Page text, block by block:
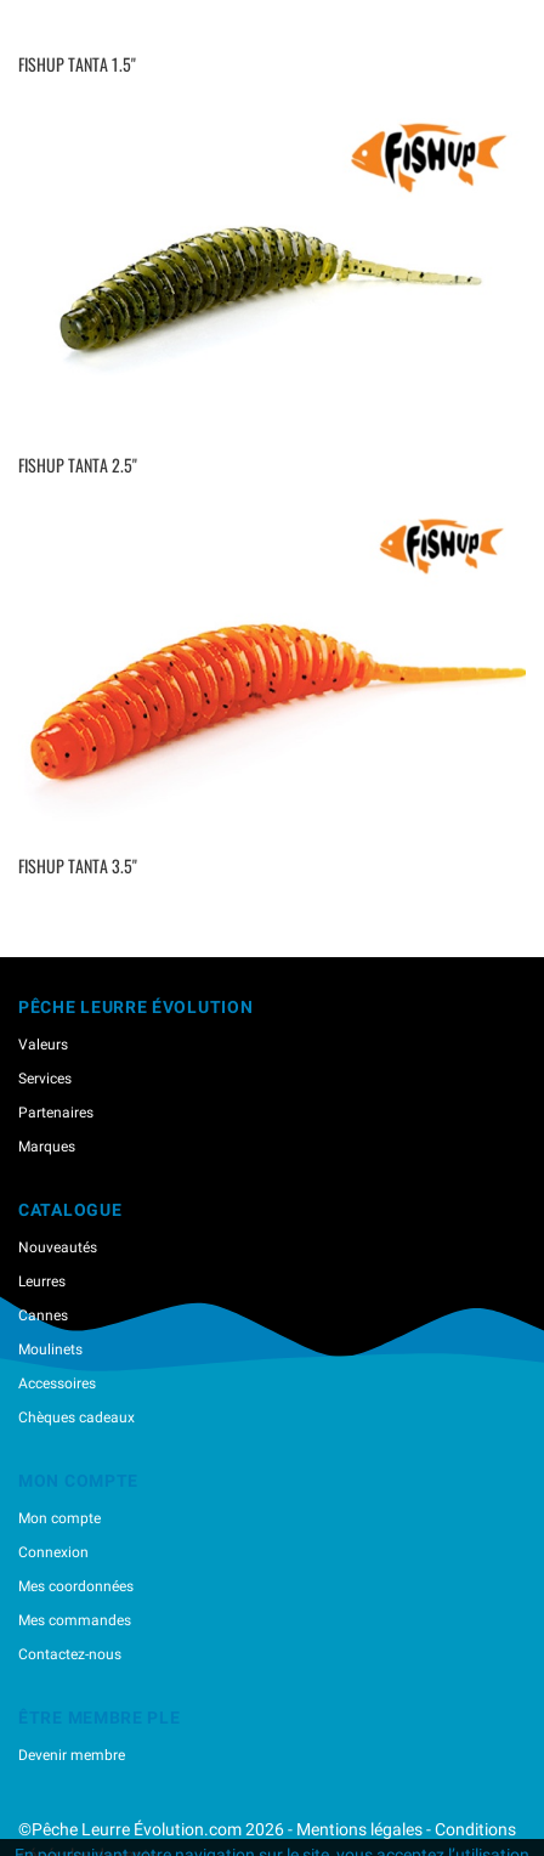
FISHUP TANTA 1.5''
FISHUP TANTA 2.5''
FISHUP TANTA 3.5''
PÊCHE LEURRE ÉVOLUTION
Valeurs
Services
Partenaires
Marques
CATALOGUE
Nouveautés
Leurres
Cannes
Moulinets
Accessoires
Chèques cadeaux
MON COMPTE
Mon compte
Connexion
Mes coordonnées
Mes commandes
Contactez-nous
ÊTRE MEMBRE PLE
Devenir membre
©Pêche Leurre Évolution.com 2026 - Mentions légales-Conditions